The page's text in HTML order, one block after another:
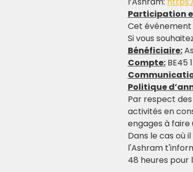
Participation
Cet
Si vous
Bénéficiaire:
Compte: BE45
Politique
Par respect
activités en
engages à
Dans le cas où
l'Ashram
48 heures pour